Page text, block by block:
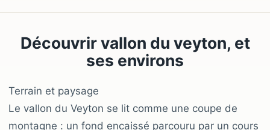
Découvrir vallon du veyton, et
ses environs
Terrain et paysage
Le vallon du Veyton se lit comme une coupe de
montagne : un fond encaissé parcouru par un cours